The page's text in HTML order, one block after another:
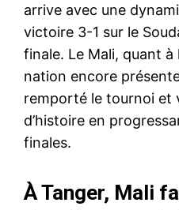
arrive avec une
victoire 3-1 sur le
finale. Le Mali, quant à
nation encore
remporté le tournoi et
d’histoire en
finales.
À Tanger, Mali